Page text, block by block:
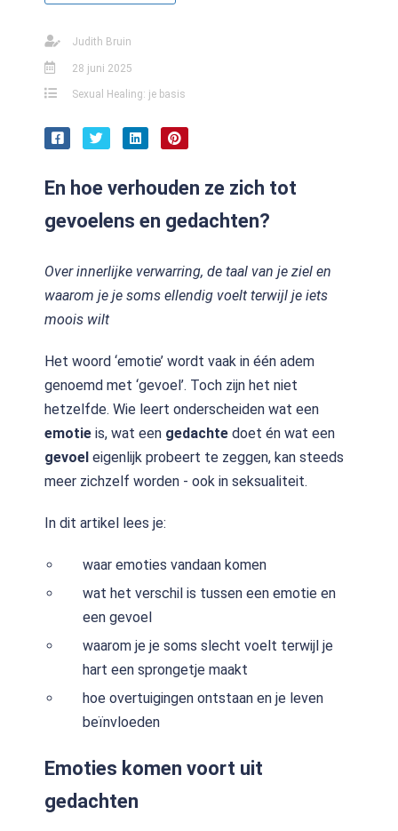
Judith Bruin
28 juni 2025
Sexual Healing: je basis
En hoe verhouden ze zich tot
gevoelens en gedachten?
Over innerlijke verwarring, de taal van je ziel en
waarom je je soms ellendig voelt terwijl je iets
moois wilt
Het woord ‘emotie’ wordt vaak in één adem
genoemd met ‘gevoel’. Toch zijn het niet
hetzelfde. Wie leert onderscheiden wat een
emotie is, wat een gedachte doet én wat een
gevoel eigenlijk probeert te zeggen, kan steeds
meer zichzelf worden - ook in seksualiteit.
In dit artikel lees je:
waar emoties vandaan komen
wat het verschil is tussen een emotie en
een gevoel
waarom je je soms slecht voelt terwijl je
hart een sprongetje maakt
hoe overtuigingen ontstaan en je leven
beïnvloeden
Emoties komen voort uit
gedachten